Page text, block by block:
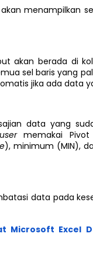
menampilkan
akan berada di
sel baris yang
jika ada data
data yang
usermemakai
), minimum (MIN),
data pada
Microsoft Excel